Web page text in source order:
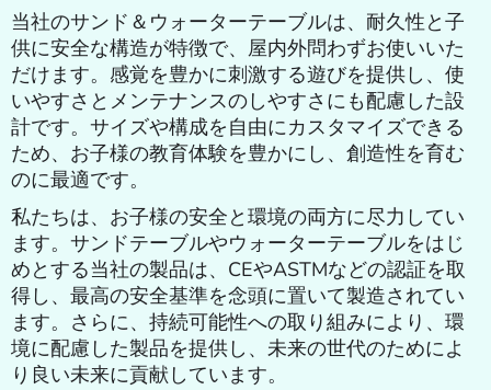
当社のサンド＆ウォーターテーブルは、耐久性と子
供に安全な構造が特徴で、屋内外問わずお使いいた
だけます。感覚を豊かに刺激する遊びを提供し、使
いやすさとメンテナンスのしやすさにも配慮した設
計です。サイズや構成を自由にカスタマイズできる
ため、お子様の教育体験を豊かにし、創造性を育む
のに最適です。
私たちは、お子様の安全と環境の両方に尽力してい
ます。サンドテーブルやウォーターテーブルをはじ
めとする当社の製品は、CEやASTMなどの認証を取
得し、最高の安全基準を念頭に置いて製造されてい
ます。さらに、持続可能性への取り組みにより、環
境に配慮した製品を提供し、未来の世代のためによ
り良い未来に貢献しています。